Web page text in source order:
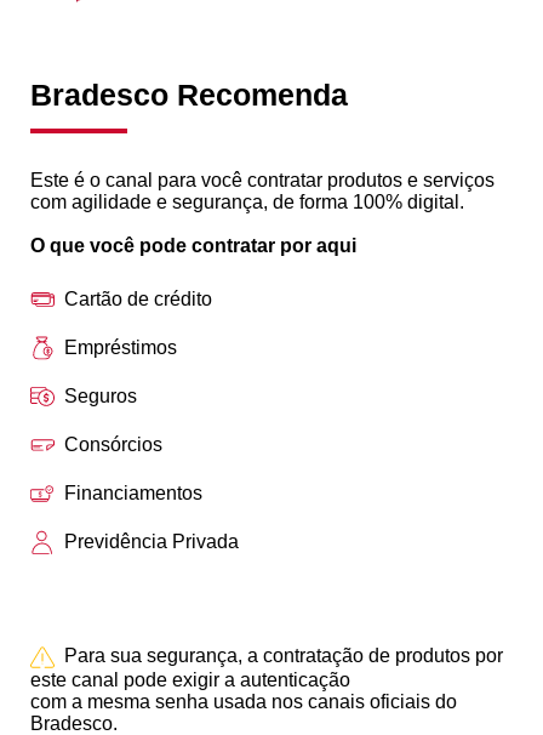
Bradesco Recomenda
Este é o canal para você contratar produtos e serviços
com agilidade e segurança, de forma 100% digital.
O que você pode contratar por aqui
Cartão de crédito
Empréstimos
Seguros
Consórcios
Financiamentos
Previdência Privada
Para sua segurança, a contratação de produtos por
este canal pode exigir a autenticação
com a mesma senha usada nos canais oficiais do
Bradesco.